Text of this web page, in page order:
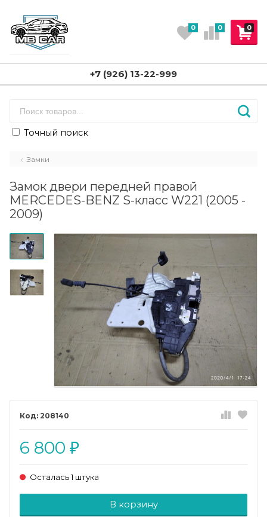
0
0 0
+7 (926) 13-22-999
Точный поиск
Замки
Замок двери передней правой
MERCEDES-BENZ S-класс W221 (2005 -
2009)
208140
6 800 ₽
Осталась 1 штука
В корзину